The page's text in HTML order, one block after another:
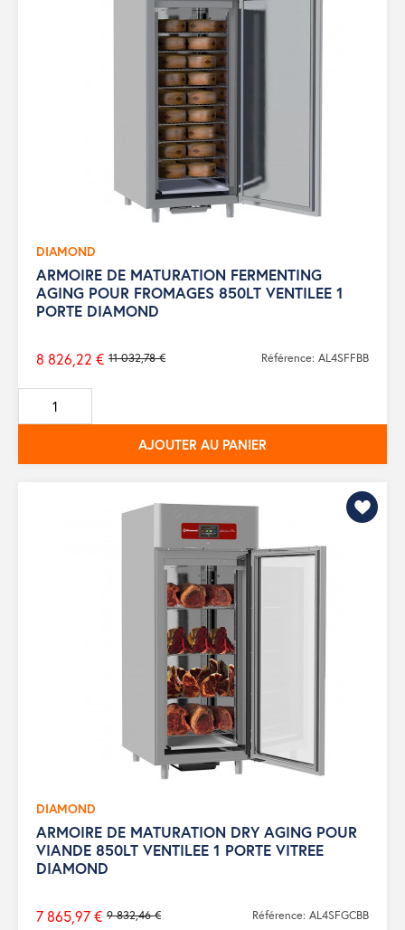
DIAMOND
ARMOIRE DE MATURATION FERMENTING
AGING POUR FROMAGES 850LT VENTILEE 1
PORTE DIAMOND
Prix
de
base
11 032,78 €
8 826,22 € Référence: AL4SFFBB
AJOUTER AU PANIER
DIAMOND
ARMOIRE DE MATURATION DRY AGING POUR
VIANDE 850LT VENTILEE 1 PORTE VITREE
DIAMOND
Prix
9 832,46 €
7 865,97 € Référence: AL4SFGCBB